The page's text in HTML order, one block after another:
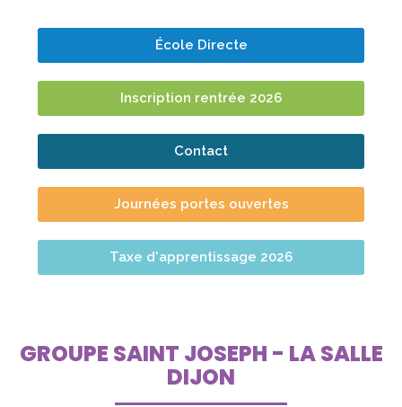
École Directe
Inscription rentrée 2026
Contact
Journées portes ouvertes
Taxe d'apprentissage 2026
GROUPE SAINT JOSEPH - LA SALLE
DIJON